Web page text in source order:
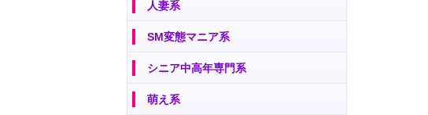
人妻系
SM変態マニア系
シニア中高年専門系
萌え系